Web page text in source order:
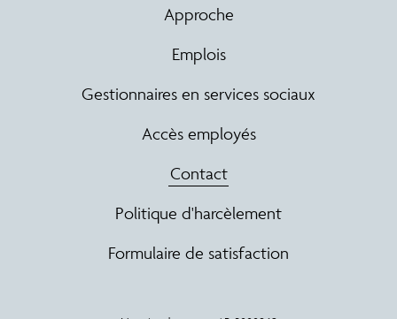
Approche
Emplois
Gestionnaires en services sociaux
Accès employés
Contact
Politique d'harcèlement
Formulaire de satisfaction